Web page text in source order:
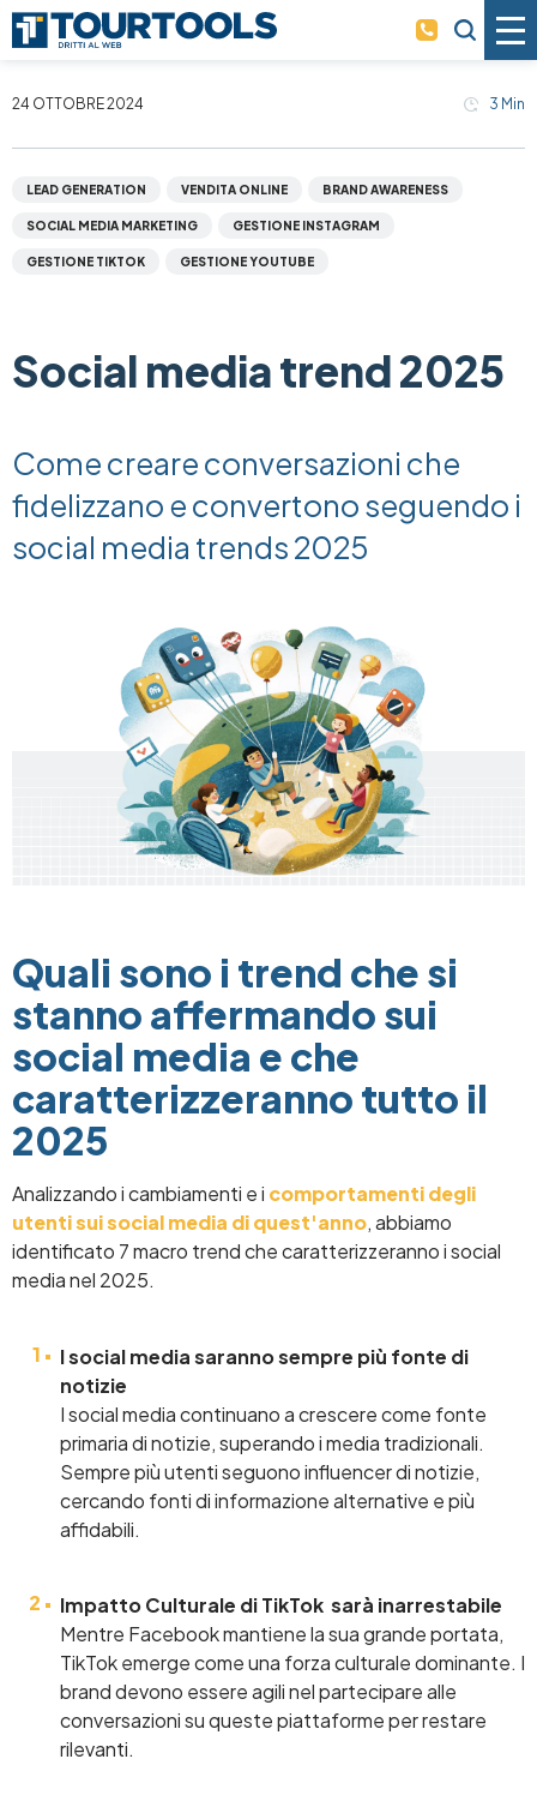
24 OTTOBRE 2024 3 Min
LEAD GENERATION VENDITA ONLINE BRAND AWARENESS
SOCIAL MEDIA MARKETING GESTIONE INSTAGRAM
GESTIONE TIKTOK GESTIONE YOUTUBE
Social media trend 2025
Come creare conversazioni che
fidelizzano e convertono seguendo i
social media trends 2025
Quali sono i trend che si
stanno affermando sui
social media e che
caratterizzeranno tutto il
2025
Analizzando i cambiamenti e i comportamenti degli
utenti sui social media di quest'anno, abbiamo
identificato 7 macro trend che caratterizzeranno i social
media nel 2025.
I social media saranno sempre più fonte di
notizie
I social media continuano a crescere come fonte
primaria di notizie, superando i media tradizionali.
Sempre più utenti seguono influencer di notizie,
cercando fonti di informazione alternative e più
affidabili.
Impatto Culturale di TikTok sarà inarrestabile
Mentre Facebook mantiene la sua grande portata,
TikTok emerge come una forza culturale dominante. I
brand devono essere agili nel partecipare alle
conversazioni su queste piattaforme per restare
rilevanti.